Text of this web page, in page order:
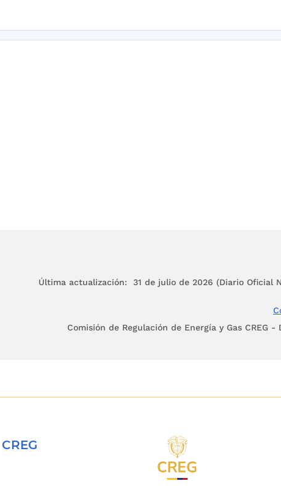
Última actualización: 31 de julio de 2026 (Diario Oficial
Comisión de Regulación de Energía y Gas CREG -